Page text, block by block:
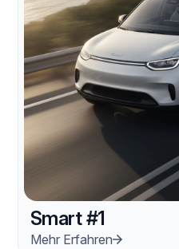
Smart #1
Mehr Erfahren